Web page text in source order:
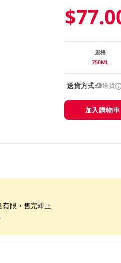
規格
750ML
送貨方式 送貨
加入購物車
限，售完即止